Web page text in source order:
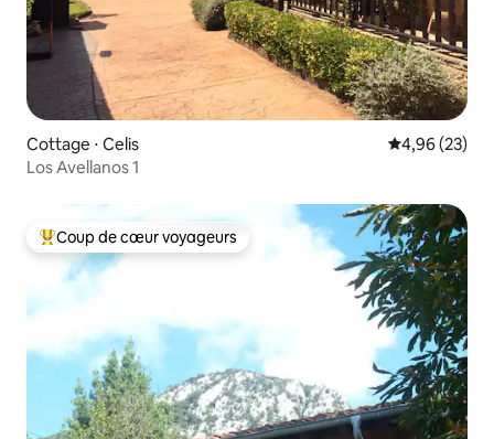
Cottage ⋅ Celis Évaluation
4,96 (23)
Los Avellanos 1
Coups de cœur voyageurs les plus appréciés
Coup de cœur voyageurs